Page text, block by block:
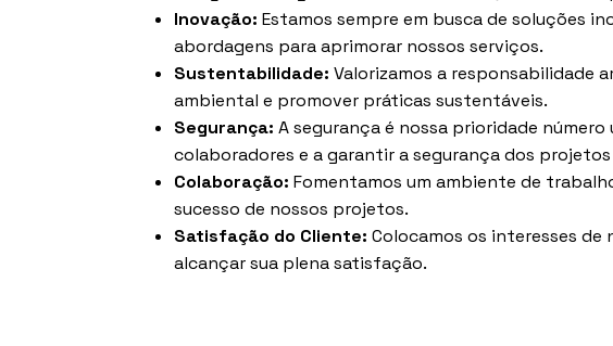
Inovação: Estamos sempre em busca de soluções
abordagens para aprimorar nossos serviços.
Sustentabilidade: Valorizamos a responsabilidade
ambiental e promover práticas sustentáveis.
Segurança: A segurança é nossa prioridade
colaboradores e a garantir a segurança dos
Colaboração: Fomentamos um ambiente de
sucesso de nossos projetos.
Satisfação do Cliente: Colocamos os interesses
alcançar sua plena satisfação.